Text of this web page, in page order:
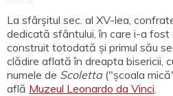
La sfârșitul sec. al XV-lea,
dedicată sfântului, în care i-a
construit totodată și primul său
clădire aflată în dreapta bisericii,
numele de Scoletta("școala
află Muzeul Leonardo da Vinci